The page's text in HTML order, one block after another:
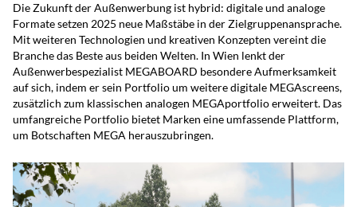
Die Zukunft der Außenwerbung ist hybrid: digitale und analoge
Formate setzen 2025 neue Maßstäbe in der Zielgruppenansprache.
Mit weiteren Technologien und kreativen Konzepten vereint die
Branche das Beste aus beiden Welten. In Wien lenkt der
Außenwerbespezialist MEGABOARD besondere Aufmerksamkeit
auf sich, indem er sein Portfolio um weitere digitale MEGAscreens,
zusätzlich zum klassischen analogen MEGAportfolio erweitert. Das
umfangreiche Portfolio bietet Marken eine umfassende Plattform,
um Botschaften MEGA herauszubringen.